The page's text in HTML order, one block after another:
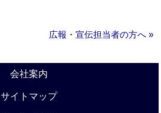
広報・宣伝担当者の方へ »
会社案内
サイトマップ